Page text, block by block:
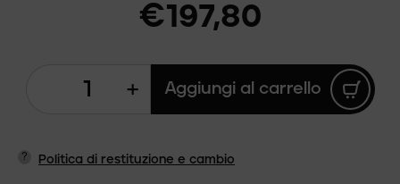
€197,80
+ Aggiungi al carrello
? Politica di restituzione e cambio